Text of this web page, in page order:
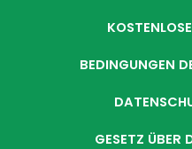
BEDINGUNGEN
GESETZ ÜBER